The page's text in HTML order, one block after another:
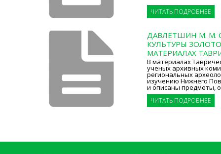
ЧИТАТЬ ПОДРОБНЕЕ
ДАВЛЕТШИН М. М.
КУЛЬТУРЫ
МАТЕРИАЛАХ
В материалах
ученых архивных
региональных
изучению Нижнего
и описаны предметы,
ЧИТАТЬ ПОДРОБНЕЕ